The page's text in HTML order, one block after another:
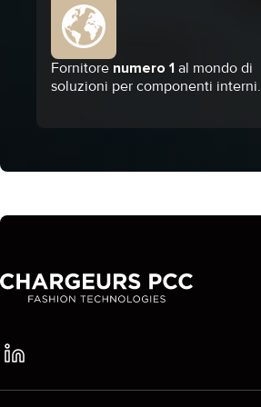
Fornitore numero 1 al mondo di
soluzioni per componenti interni.